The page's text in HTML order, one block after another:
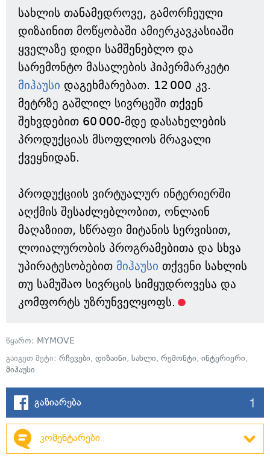
სახლის თანამედროვე, გამორჩეული
დიზაინით მოწყობაში ამიერკავკასიაში
ყველაზე დიდი სამშენებლო და
სარემონტო მასალების ჰიპერმარკეტი
მიჰაუსი დაგეხმარებათ. 12 000 კვ.
მეტრზე გაშლილ სივრცეში თქვენ
შეხვდებით 60 000-მდე დასახელების
პროდუქციას მსოფლიოს მრავალი
ქვეყნიდან.
პროდუქციის ვირტუალურ ინტერიერში
აღქმის შესაძლებლობით, ონლაინ
მაღაზიით, სწრაფი მიტანის სერვისით,
ლოიალურობის პროგრამებითა და სხვა
უპირატესობებით მიჰაუსი თქვენი სახლის
თუ სამუშაო სივრცის სიმყუდროვესა და
კომფორტს უზრუნველყოფს.
წყარო: MYMOVE
გაიგეთ მეტი: რჩევები, დიზაინი, სახლი, რემონტი, ინტერიერი,
მიჰაუსი
გაზიარება 1
კომენტარები